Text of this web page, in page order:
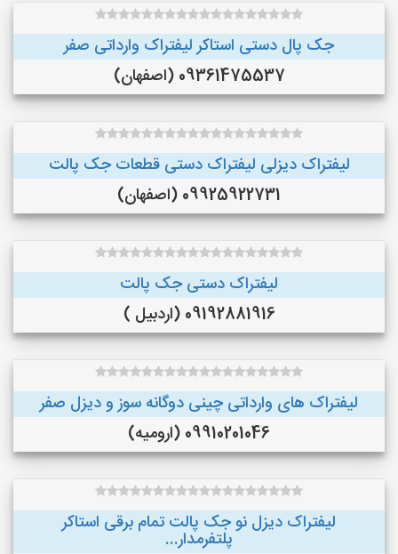
جک پال دستی استاکر لیفتراک وارداتی صفر
09361475537 (اصفهان)
لیفتراک دیزلی لیفتراک دستی قطعات جک پالت
09925922731 (اصفهان)
لیفتراک دستی جک پالت
09192881916 (اردبیل )
لیفتراک های وارداتی چینی دوگانه سوز و دیزل صفر
09910201046 (ارومیه)
لیفتراک دیزل نو جک پالت تمام برقی استاکر
پلتفرمدار...